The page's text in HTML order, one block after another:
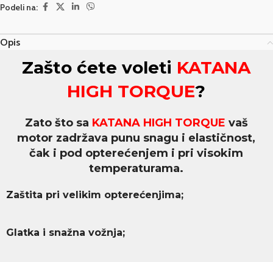
Podeli na:
Opis
Zašto ćete voleti KATANA
HIGH TORQUE?
Zato što sa KATANA HIGH TORQUE vaš
motor zadržava punu snagu i elastičnost,
čak i pod opterećenjem i pri visokim
temperaturama.
Zaštita pri velikim opterećenjima;
Glatka i snažna vožnja;